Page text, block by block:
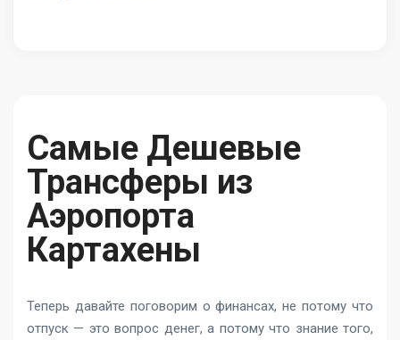
Самые Дешевые
Трансферы из
Аэропорта
Картахены
Теперь давайте поговорим о финансах, не потому что
отпуск — это вопрос денег, а потому что знание того,